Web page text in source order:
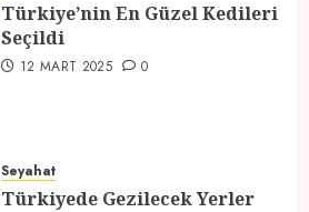
12 MART 2025 0
1 MART 2025
Türkiye’nin En Güzel Kedileri
Seçildi
12 MART 2025 0
Seyahat
Türkiyede Gezilecek Yerler